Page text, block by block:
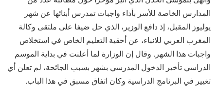
المدارس الخاصة للأسر بأداء واجبات تمدرس أبنائها عن شهر
يوليوز المقبل، إذ دافع الوزير، الذي حل ضيفا على ملتقى وكالة
المغرب العربي للانباء، عن أحقية التعليم الخاص في استخلاص
واجبات هذا الشهر. وقال إن الوزارة لما أعلنت في بداية الموسم
الدراسي تأخير الدخول المدرسي بشهر بسبب الجائحة، لم تعلن أي
تغيير في البرنامج الدراسية وكان اتفاق مسبق في هذا الباب.